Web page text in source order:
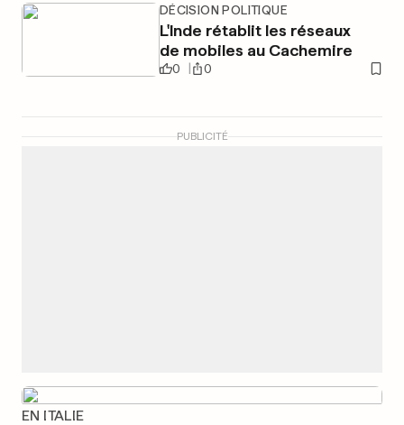
DÉCISION POLITIQUE
L'Inde rétablit les réseaux
de mobiles au Cachemire
0 0
PUBLICITÉ
EN ITALIE